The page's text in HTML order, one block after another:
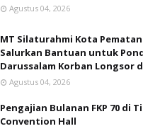
Agustus 04, 2026
MT Silaturahmi Kota
Salurkan Bantuan untuk
Darussalam Korban Longsor
Agustus 04, 2026
Pengajian Bulanan FKP 70 di
Convention Hall